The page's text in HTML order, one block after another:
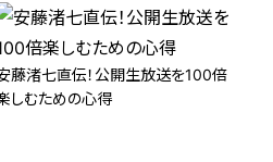
藤渚七直伝！公開生放送を100倍
しむための心得